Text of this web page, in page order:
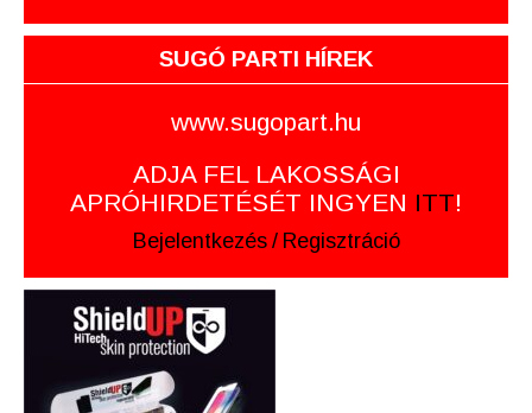
SUGÓ PARTI HÍREK
www.sugopart.hu
ADJA FEL LAKOSSÁGI
APRÓHIRDETÉSÉT INGYEN ITT!
Bejelentkezés / Regisztráció